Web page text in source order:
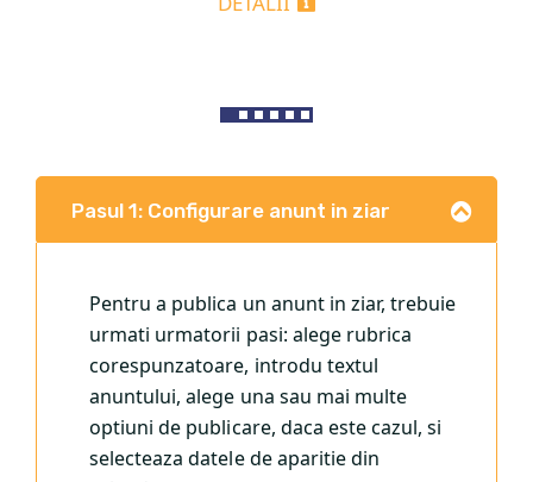
Pasul 1: Configurare anunt in ziar
Pentru a publica un anunt in ziar, trebuie
urmati urmatorii pasi: alege rubrica
corespunzatoare, introdu textul
anuntului, alege una sau mai multe
optiuni de publicare, daca este cazul, si
selecteaza datele de aparitie din